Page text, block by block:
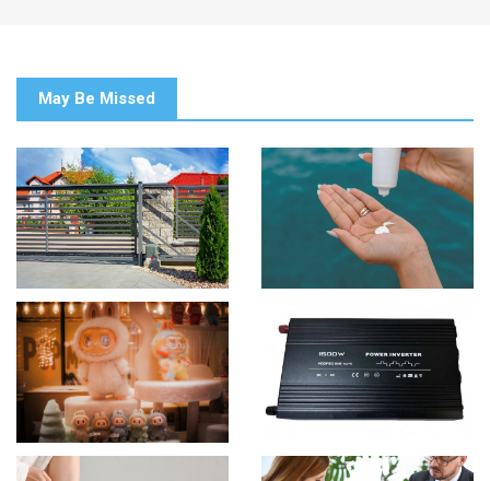
May Be Missed